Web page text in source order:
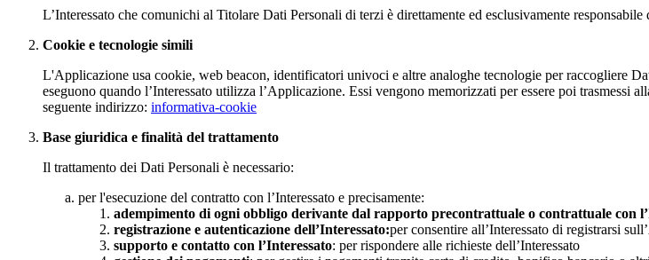
L’Interessato che comunichi al Titolare Dati Personali di terzi è direttamente ed esclusivamente
Cookie e tecnologie simili
L'Applicazione usa cookie, web beacon, identificatori univoci e altre analoghe tecnologie per raccogliere
eseguono quando l’Interessato utilizza l’Applicazione. Essi vengono memorizzati per essere poi
seguente indirizzo: informativa-cookie
Base giuridica e finalità del trattamento
Il trattamento dei Dati Personali è necessario:
per l'esecuzione del contratto con l’Interessato e precisamente:
adempimento di ogni obbligo derivante dal rapporto precontrattuale o contrattuale con
registrazione e autenticazione dell’Interessato:per consentire all’Interessato di registrarsi
supporto e contatto con l’Interessato: per rispondere alle richieste dell’Interessato